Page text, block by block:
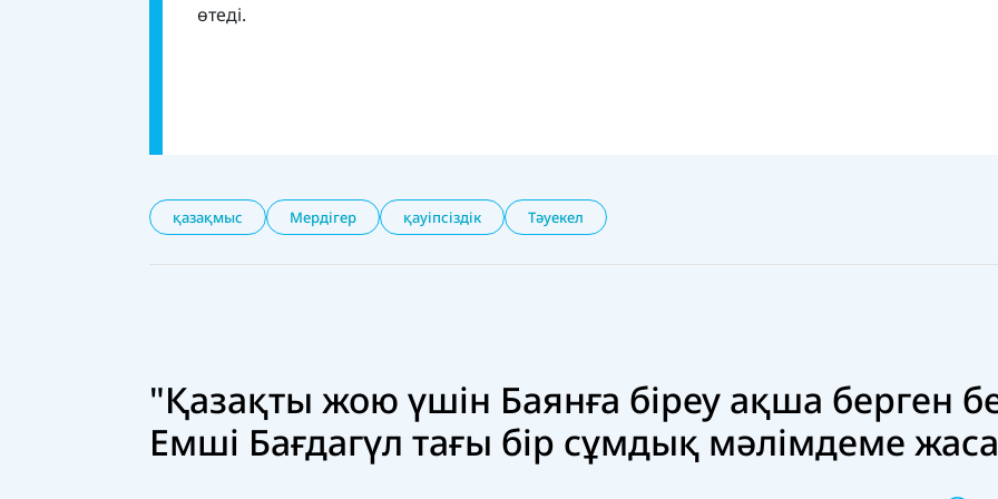
өтеді.
қазақмыс Мердігер қауіпсіздік Тәуекел
"Қазақты жою үшін Баянға біреу ақша берген
Емші Бағдагүл тағы бір сұмдық мәлімдеме